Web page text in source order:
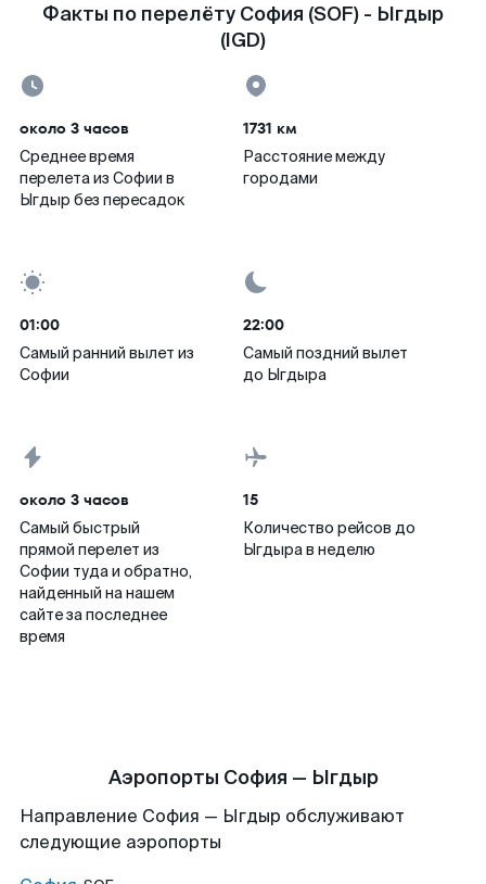
Факты по перелёту София (SOF) - Ыгдыр
(IGD)
около 3 часов
Среднее время
перелета из Софии в
Ыгдыр без пересадок
1731 км
Расстояние между
городами
01:00
Самый ранний вылет из
Софии
22:00
Самый поздний вылет
до Ыгдыра
около 3 часов
Самый быстрый
прямой перелет из
Софии туда и обратно,
найденный на нашем
сайте за последнее
время
15
Количество рейсов до
Ыгдыра в неделю
Аэропорты София — Ыгдыр
Направление София — Ыгдыр обслуживают
следующие аэропорты